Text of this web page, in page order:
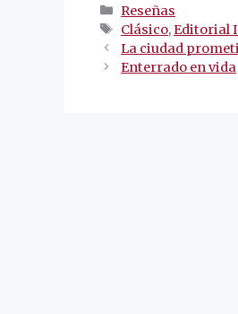
Categorías
Reseñas
Etiquetas
Clásico,Editorial
Navegación
de
La ciudad
Enterrado en vida